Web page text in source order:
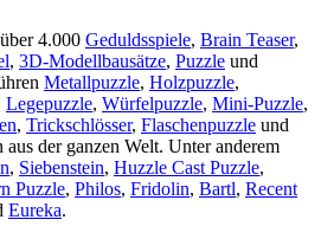
4.000 Geduldsspiele, Brain Teaser,
, 3D-Modellbausätze, Puzzle und
Metallpuzzle, Holzpuzzle,
Legepuzzle, Würfelpuzzle, Mini-Puzzle,
, Trickschlösser, Flaschenpuzzle und
der ganzen Welt. Unter anderem
, Siebenstein, Huzzle Cast Puzzle,
Puzzle, Philos, Fridolin, Bartl, Recent
Eureka.